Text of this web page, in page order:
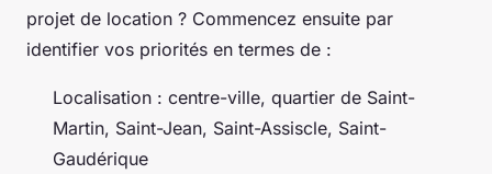
projet de location ? Commencez ensuite par
identifier vos priorités en termes de :
Localisation : centre-ville, quartier de Saint-
Martin, Saint-Jean, Saint-Assiscle, Saint-
Gaudérique